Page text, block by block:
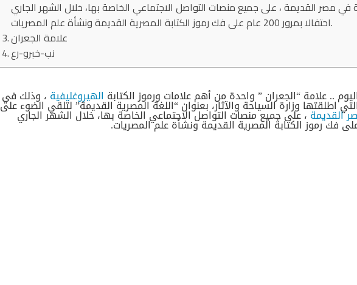
في مصر القديمة ، على جميع منصات التواصل الاجتماعي الخاصة بها، خلال الشهر الجاري
احتفالا بمرور 200 عام على فك رموز الكتابة المصرية القديمة ونشأة علم المصريات.
علامة الجعران
نب-خبرو-رع
.. علامة “الجعران ” واحدة من أهم علامات ورموز الكتابة الهيروغليفية ، وذلك في
اطلقتها وزارة السياحة والآثار، بعنوان “اللغة المصرية القديمة” لتلقي الضوء على
القديمة، على جميع منصات التواصل الاجتماعي الخاصة بها، خلال الشهر الجاري